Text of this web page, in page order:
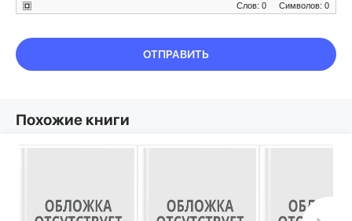
Символов: 0
Слов: 0
ОТПРАВИТЬ
Похожие книги